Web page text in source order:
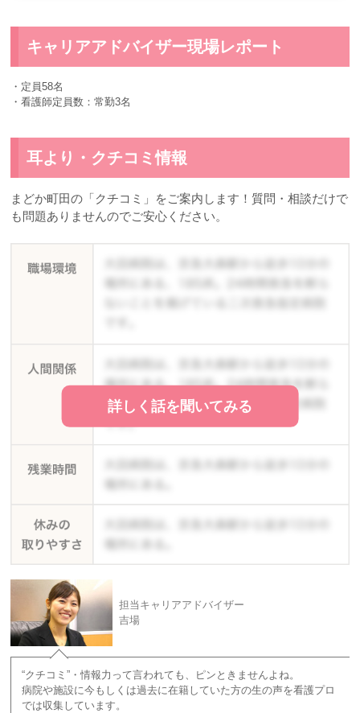
キャリアアドバイザー現場レポート
・定員58名
・看護師定員数：常勤3名
耳より・クチコミ情報
まどか町田の「クチコミ」をご案内します！質問・相談だけで
も問題ありませんのでご安心ください。
詳しく話を聞いてみる
担当キャリアアドバイザー
吉場
“クチコミ”・情報力って言われても、ピンときませんよね。
病院や施設に今もしくは過去に在籍していた方の生の声を看護プロ
では収集しています。